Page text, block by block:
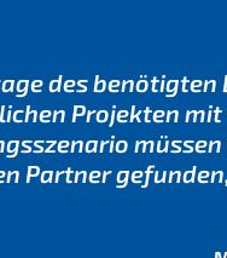
des
Projekten
Partner